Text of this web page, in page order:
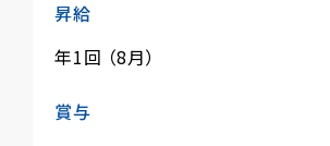
昇給
年1回 （8月）
賞与